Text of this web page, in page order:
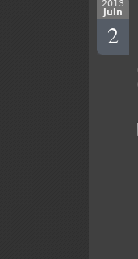
2013
juin
2